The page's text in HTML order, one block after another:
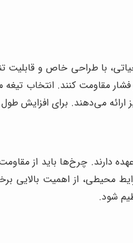
با طراحی خاص و قابلیت
مقاومت کنند. انتخاب
ارائه می‌دهند. برای
چرخ‌ها باید از مقاومت
محیطی، از اهمیت بالایی
شود.